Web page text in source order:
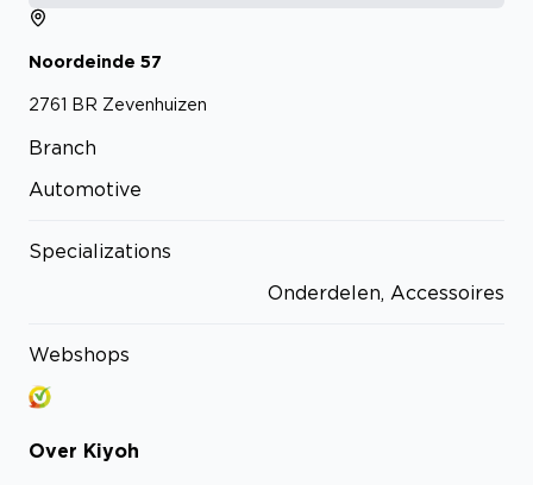
Noordeinde 57
2761 BR Zevenhuizen
Branch
Automotive
Specializations
Onderdelen, Accessoires
Webshops
Over Kiyoh